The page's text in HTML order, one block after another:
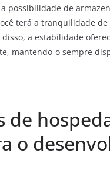
possibilidade de
terá a tranquilidade
a estabilidade
mantendo-o sempre
de
o